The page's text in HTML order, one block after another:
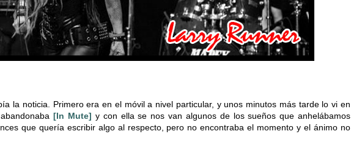
la noticia. Primero era en el móvil a nivel particular, y unos minutos más tarde lo vi en
[In Mute] y con ella se nos van algunos de los sueños que anhelábamos
que quería escribir algo al respecto, pero no encontraba el momento y el ánimo no